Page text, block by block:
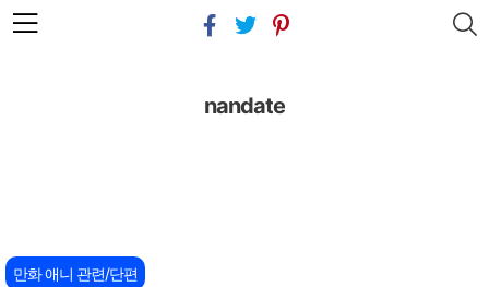
본문 바로가기
nandate
만화 애니 관련/단편